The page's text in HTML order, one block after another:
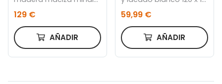
129 €
AÑADIR
59,99 €
AÑADIR